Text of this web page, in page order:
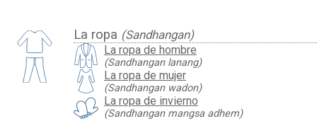
La ropa (Sandhangan)
La ropa de hombre
(Sandhangan lanang)
La ropa de mujer
(Sandhangan wadon)
La ropa de invierno
(Sandhangan mangsa adhem)